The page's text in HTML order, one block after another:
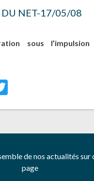
NET-17/05/08
sous
Twitter
de nos actualités sur
page